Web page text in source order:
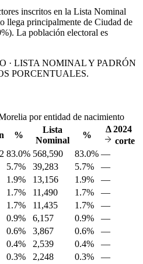
inscritos en la Lista Nominal
llega principalmente de Ciudad de
. La población electoral es
· LISTA NOMINAL Y PADRÓN
PORCENTUALES.
por entidad de nacimiento
%
Lista
Nominal
%
Δ2024
corte
83.0% 568,590 83.0% —
5.7% 39,283 5.7%
—
1.9% 13,156 1.9%
—
1.7% 11,490 1.7%
—
1.7% 11,435 1.7%
—
0.9% 6,157 0.9%
—
0.6% 3,867 0.6%
—
0.4% 2,539 0.4%
—
0.3% 2,248 0.3%
—